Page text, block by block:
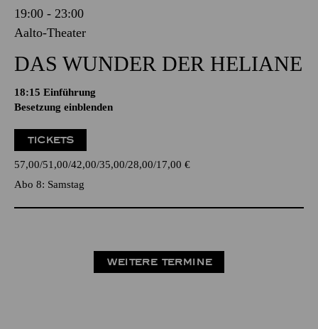
19:00 - 23:00
Aalto-Theater
DAS WUNDER DER HELIANE
18:15 Einführung
Besetzung einblenden
TICKETS
57,00 51,00 42,00 35,00 28,00 17,00 €
Abo 8: Samstag
WEITERE TERMINE